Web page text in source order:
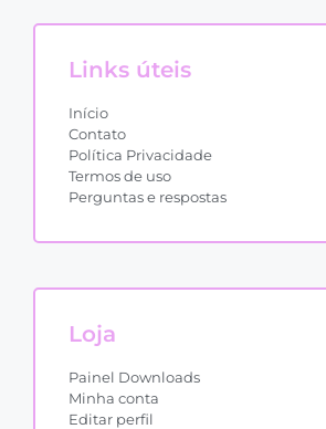
Links úteis
Início
Contato
Política Privacidade
Termos de uso
Perguntas e respostas
Loja
Painel Downloads
Minha conta
Editar perfil